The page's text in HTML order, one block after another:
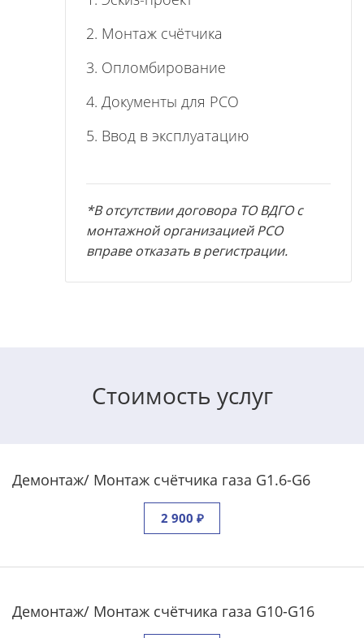
2. Монтаж счётчика
3. Опломбирование
4. Документы для РСО
5. Ввод в эксплуатацию
*В отсутствии договора ТО ВДГО с
монтажной организацией РСО
вправе отказать в регистрации.
Стоимость услуг
Демонтаж/ Монтаж счётчика газа G1.6-G6
2 900 ₽
Демонтаж/ Монтаж счётчика газа G10-G16